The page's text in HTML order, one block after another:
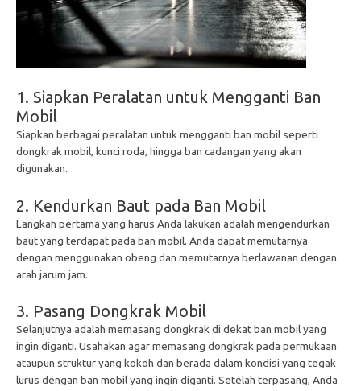
1. Siapkan Peralatan untuk Mengganti Ban
Mobil
Siapkan berbagai peralatan untuk mengganti ban mobil seperti
dongkrak mobil, kunci roda, hingga ban cadangan yang akan
digunakan.
2. Kendurkan Baut pada Ban Mobil
Langkah pertama yang harus Anda lakukan adalah mengendurkan
baut yang terdapat pada ban mobil. Anda dapat memutarnya
dengan menggunakan obeng dan memutarnya berlawanan dengan
arah jarum jam.
3. Pasang Dongkrak Mobil
Selanjutnya adalah memasang dongkrak di dekat ban mobil yang
ingin diganti. Usahakan agar memasang dongkrak pada permukaan
ataupun struktur yang kokoh dan berada dalam kondisi yang tegak
lurus dengan ban mobil yang ingin diganti. Setelah terpasang, Anda